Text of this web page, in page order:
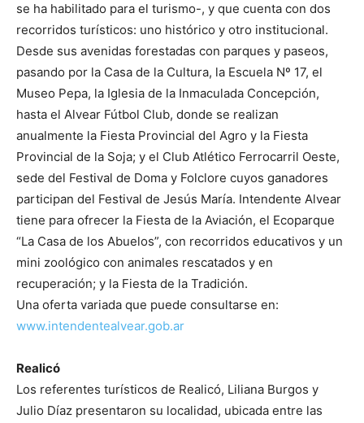
se ha habilitado para el turismo-, y que cuenta con dos
recorridos turísticos: uno histórico y otro institucional.
Desde sus avenidas forestadas con parques y paseos,
pasando por la Casa de la Cultura, la Escuela Nº 17, el
Museo Pepa, la Iglesia de la Inmaculada Concepción,
hasta el Alvear Fútbol Club, donde se realizan
anualmente la Fiesta Provincial del Agro y la Fiesta
Provincial de la Soja; y el Club Atlético Ferrocarril Oeste,
sede del Festival de Doma y Folclore cuyos ganadores
participan del Festival de Jesús María. Intendente Alvear
tiene para ofrecer la Fiesta de la Aviación, el Ecoparque
“La Casa de los Abuelos”, con recorridos educativos y un
mini zoológico con animales rescatados y en
recuperación; y la Fiesta de la Tradición.
Una oferta variada que puede consultarse en:
www.intendentealvear.gob.ar
Realicó
Los referentes turísticos de Realicó, Liliana Burgos y
Julio Díaz presentaron su localidad, ubicada entre las